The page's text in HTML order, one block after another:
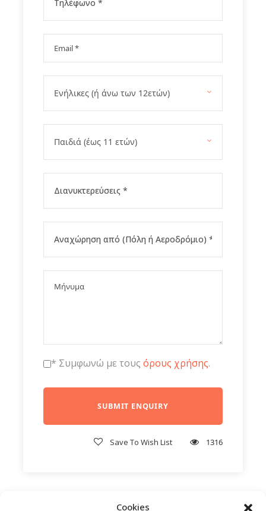
Cookies
* Συμφωνώ με τους όρους χρήσης.
Save To Wish List 1316